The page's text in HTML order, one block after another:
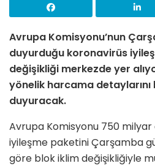
Avrupa Komisyonu’nun
duyurduğu koronavirüs
değişikliği merkezde yer
yönelik harcama
duyuracak.
Avrupa Komisyonu 750
iyileşme paketini Çarşamba
göre blok iklim değişikliğiyle